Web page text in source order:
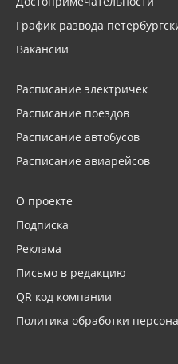
График развода
Вакансии
Расписание электричек
Расписание поездов
Расписание автобусов
Расписание авиарейсов
О проекте
Подписка
Реклама
Письмо в редакцию
QR код компании
Политика обработки